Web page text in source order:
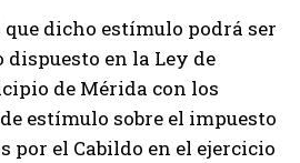
dicho estímulo podrá ser
en la Ley de
de Mérida con los
estímulo sobre el impuesto
por el Cabildo en el ejercicio